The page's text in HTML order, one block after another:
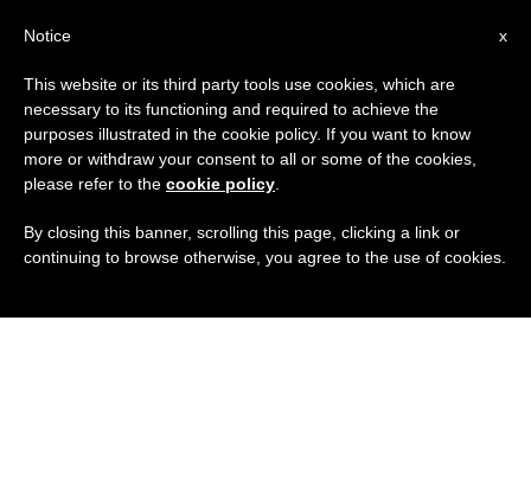
x
Notice
This website or its third party tools use cookies, which are
necessary to its functioning and required to achieve the
purposes illustrated in the cookie policy. If you want to know
more or withdraw your consent to all or some of the cookies,
please refer to the cookie policy
By closing this banner, scrolling this page, clicking a link or
continuing to browse otherwise, you agree to the use of cookies.